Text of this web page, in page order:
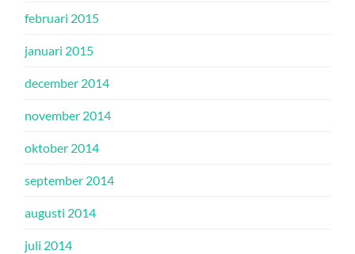
februari 2015
januari 2015
december 2014
november 2014
oktober 2014
september 2014
augusti 2014
juli 2014